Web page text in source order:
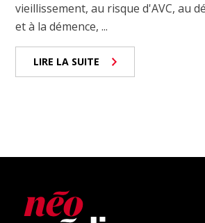
vieillissement, au risque d'AVC, au
et à la démence, ...
LIRE LA SUITE